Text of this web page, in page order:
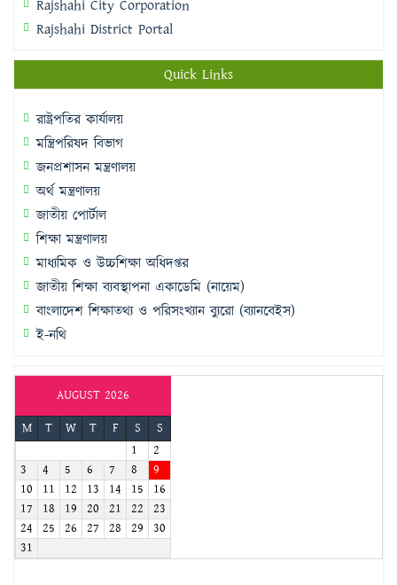
Rajshahi City Corporation
Rajshahi District Portal
Quick Links
রাষ্ট্রপতির কার্যালয়
মন্ত্রিপরিষদ বিভাগ
জনপ্রশাসন মন্ত্রণালয়
অর্থ মন্ত্রণালয়
জাতীয় পোর্টাল
শিক্ষা মন্ত্রণালয়
মাধ্যমিক ও উচ্চশিক্ষা অধিদপ্তর
জাতীয় শিক্ষা ব্যবস্থাপনা একাডেমি (নায়েম)
বাংলাদেশ শিক্ষাতথ্য ও পরিসংখ্যান ব্যুরো (ব্যানবেইস)
ই-নথি
AUGUST 2026
M
T W T F S
S
1
2
3
4 5 6 7 8
9
10
11 12 13 14 15
16
17
18 19 20 21 22 23
24 25 26 27 28 29 30
31